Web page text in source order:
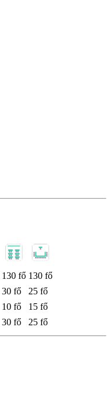
130 fő 130 fő
30 fő
25 fő
10 fő
15 fő
30 fő 25 fő